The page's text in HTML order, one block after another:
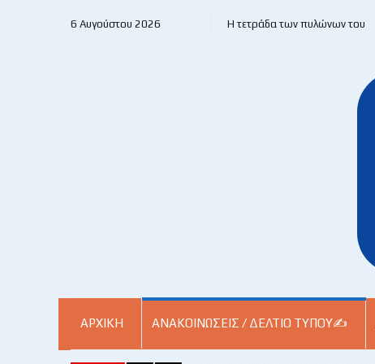
6 Αυγούστου 2026 Η τετράδα των πυλώνων του
ΑΡΧΙΚΗ ΑΝΑΚΟΙΝΏΣΕΙΣ / ΔΕΛΤΊΟ ΤΎΠΟΥ✍